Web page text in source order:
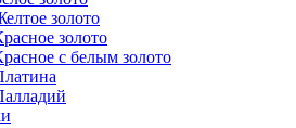
золото
золото
с белым золото